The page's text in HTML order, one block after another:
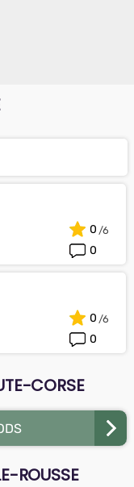
0
0
0
0
CORSE
ROUSSE